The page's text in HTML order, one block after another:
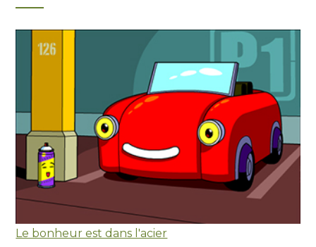
Le bonheur est dans l'acier